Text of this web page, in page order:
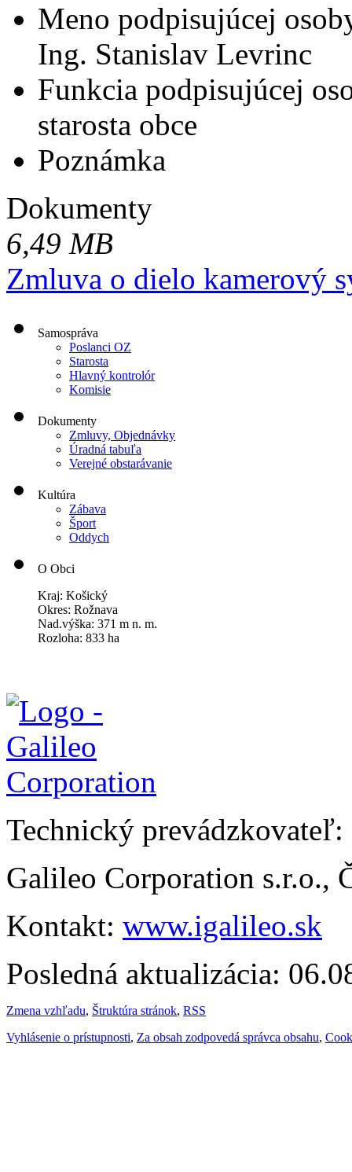
Meno podpisujúcej
Ing. Stanislav Levrinc
Funkcia podpisujúcej
starosta obce
Poznámka
Dokumenty
6,49 MB
Zmluva o dielo kamerový
Samospráva
Poslanci OZ
Starosta
Hlavný kontrolór
Komisie
Dokumenty
Zmluvy, Objednávky
Úradná tabuľa
Verejné obstarávanie
Kultúra
Zábava
Šport
Oddych
O Obci
Kraj: Košický
Okres: Rožnava
Nad.výška: 371 m n. m.
Rozloha: 833 ha
Technický prevádzkovateľ:
Galileo Corporation s.r.o.,
Kontakt: www.igalileo.sk
Posledná aktualizácia:
Zmena vzhľadu, Štruktúra stránok, RSS
Vyhlásenie o prístupnosti, Za obsah zodpovedá správca obsahu,